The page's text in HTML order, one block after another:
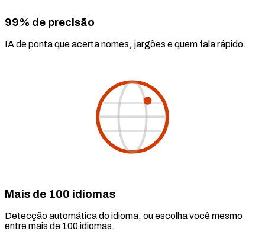
99% de precisão
IA de ponta que acerta nomes, jargões e quem fala rápido.
Mais de 100 idiomas
Detecção automática do idioma, ou escolha você mesmo
entre mais de 100 idiomas.